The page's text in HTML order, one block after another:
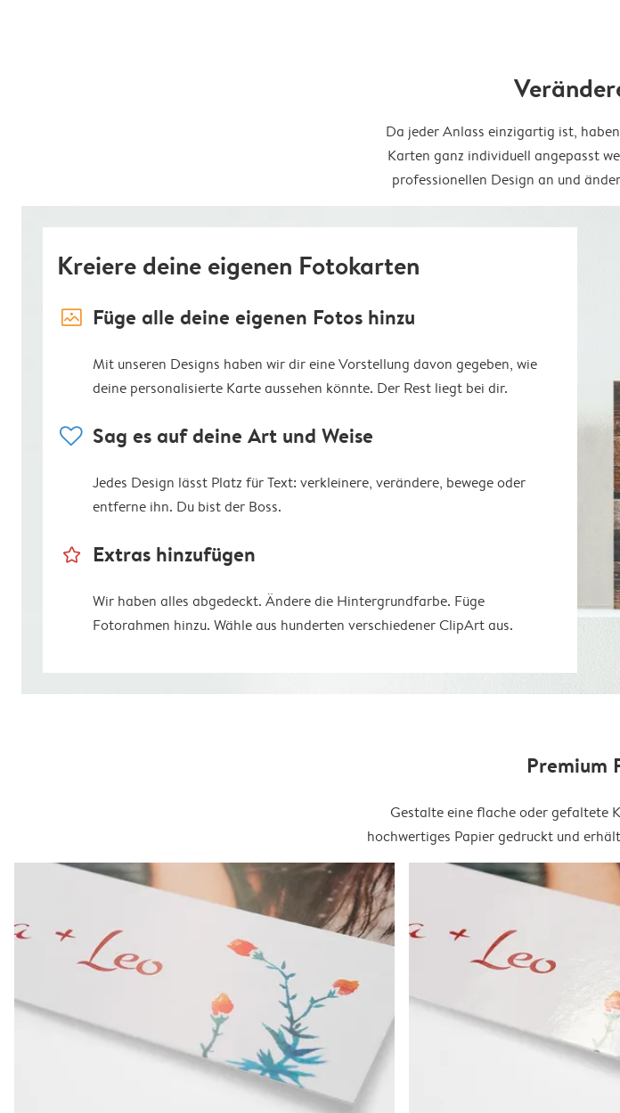
Da jeder Anlass einzigartig ist,
Karten ganz individuell angepasst
professionellen Design an und
Kreiere deine eigenen Fotokarten
image_placeholder Füge alle deine eigenen Fotos hinzu
Mit unseren Designs haben wir dir eine Vorstellung davon gegeben, wie
deine personalisierte Karte aussehen könnte. Der Rest liegt bei dir.
heart Sag es auf deine Art und Weise
Jedes Design lässt Platz für Text: verkleinere, verändere, bewege oder
entferne ihn. Du bist der Boss.
star_outline Extras hinzufügen
Wir haben alles abgedeckt. Ändere die Hintergrundfarbe. Füge
Fotorahmen hinzu. Wähle aus hunderten verschiedener ClipArt aus.
Premium
Gestalte eine flache oder gefaltete
hochwertiges Papier gedruckt und